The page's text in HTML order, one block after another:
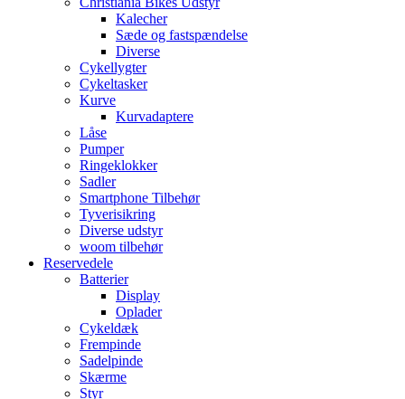
Kalecher
Sæde og fastspændelse
Diverse
Cykellygter
Cykeltasker
Kurve
Kurvadaptere
Låse
Pumper
Ringeklokker
Sadler
Smartphone Tilbehør
Tyverisikring
Diverse udstyr
woom tilbehør
Reservedele
Batterier
Display
Oplader
Cykeldæk
Frempinde
Sadelpinde
Skærme
Styr